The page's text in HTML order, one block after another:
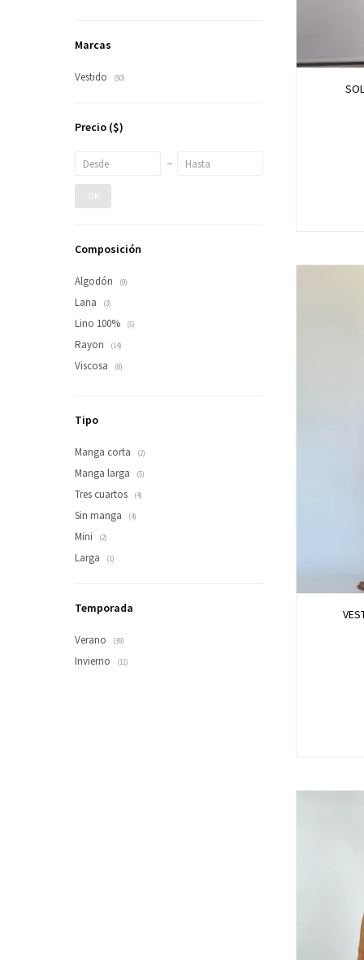
Marcas
Vestido (50)
Precio ($)
OK
Composición
Algodón (9)
Lana (3)
Lino 100% (5)
Rayon (14)
Viscosa (8)
Tipo
Manga corta (2)
Manga larga (5)
Tres cuartos (4)
Sin manga (4)
Mini (2)
Larga (1)
Temporada
Verano (39)
Invierno (11)